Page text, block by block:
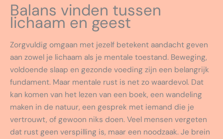
Balans vinden tussen
lichaam en geest
Zorgvuldig omgaan met jezelf betekent aandacht geven
aan zowel je lichaam als je mentale toestand. Beweging,
voldoende slaap en gezonde voeding zijn een belangrijk
fundament. Maar mentale rust is net zo waardevol. Dat
kan komen van het lezen van een boek, een wandeling
maken in de natuur, een gesprek met iemand die je
vertrouwt, of gewoon niks doen. Veel mensen vergeten
dat rust geen verspilling is, maar een noodzaak. Je brein